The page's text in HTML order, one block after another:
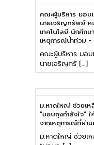
คณะผู้บริหาร มอบ
นายเจริญทรัพย์ ห
เทคโนโลยี นักศึก
เหตุการณ์น้ำท่วม
คณะผู้บริหาร มอ
นายเจริญทรั […]
ม.หาดใหญ่ ช่วยเ
"มอบถุงกำลังใจ"
จากเหตุการณ์ที่ผ่า
ม.หาดใหญ่ ช่วยเ